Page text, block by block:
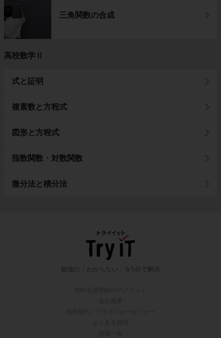
三角関数の合成
高校数学Ⅱ
式と証明
複素数と方程式
図形と方程式
指数関数・対数関数
微分法と積分法
勉強の「わからない」を5分で解決